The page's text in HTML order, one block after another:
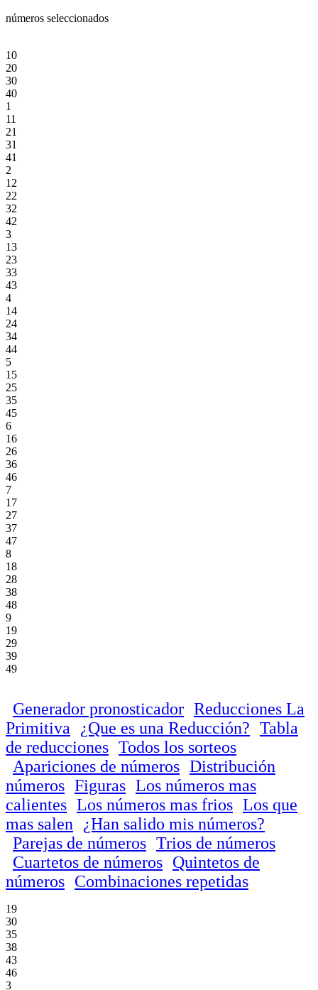
números seleccionados
10
20
30
40
1
11
21
31
41
2
12
22
32
42
3
13
23
33
43
4
14
24
34
44
5
15
25
35
45
6
16
26
36
46
7
17
27
37
47
8
18
28
38
48
9
19
29
39
49
Generador pronosticador Reducciones La
Primitiva
¿Que es una Reducción? Tabla
de reducciones Todos los sorteos
Apariciones de números Distribución
números Figuras Los números mas
calientes Los números mas frios Los que
mas salen
¿Han salido mis números?
Parejas de números Trios de números
Cuartetos de números Quintetos de
números Combinaciones repetidas
19
30
35
38
43
46
3